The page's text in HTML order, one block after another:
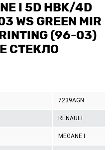
I 5D HBK/4D
WS GREEN MIR
(96-03)
СТЕКЛО
7239AGN
RENAULT
MEGANE I